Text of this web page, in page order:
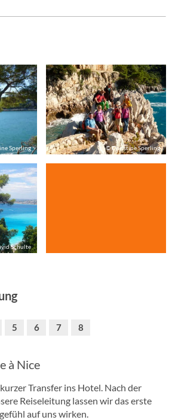
Sperling © Christine Sperling
Schulte
5 6 7 8
à Nice
Transfer ins Hotel. Nach der
Reiseleitung lassen wir das erste
auf uns wirken.